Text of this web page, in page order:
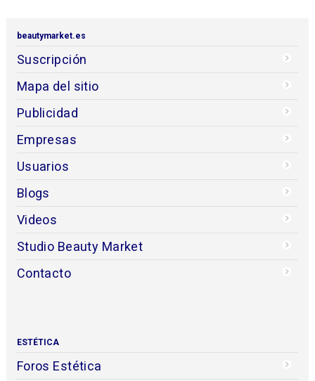
beautymarket.es
Suscripción
Mapa del sitio
Publicidad
Empresas
Usuarios
Blogs
Videos
Studio Beauty Market
Contacto
ESTÉTICA
Foros Estética